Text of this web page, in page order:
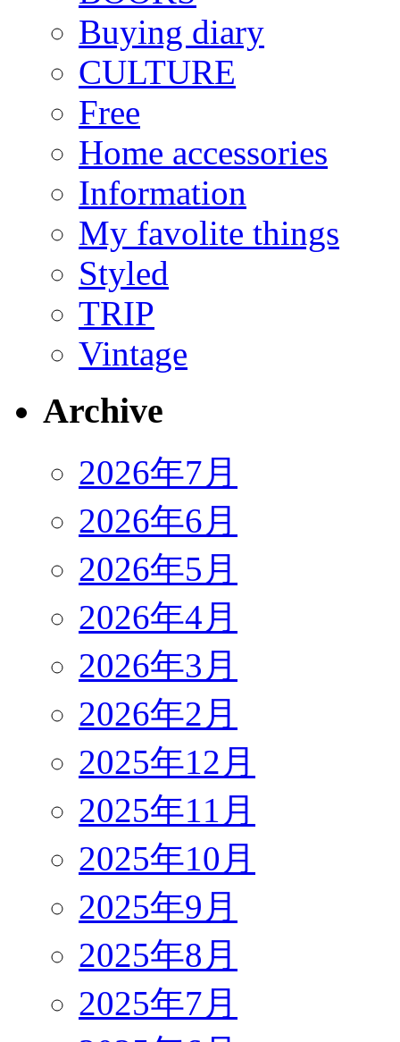
Buying diary
CULTURE
Free
Home accessories
Information
My favolite things
Styled
TRIP
Vintage
Archive
2026年7月
2026年6月
2026年5月
2026年4月
2026年3月
2026年2月
2025年12月
2025年11月
2025年10月
2025年9月
2025年8月
2025年7月